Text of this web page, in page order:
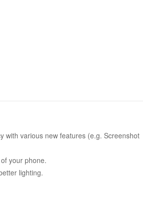
dengan minat yang sama. Anda juga dapat
fitur baru lainnya segera hadir!
with various new features (e.g. Screenshot
your phone.
lighting.